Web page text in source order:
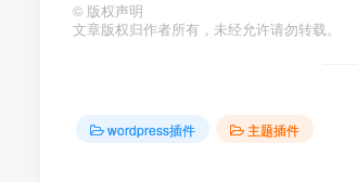
© 版权声明
文章版权归作者所有，未经允许请勿转载。
wordpress插件 主题插件